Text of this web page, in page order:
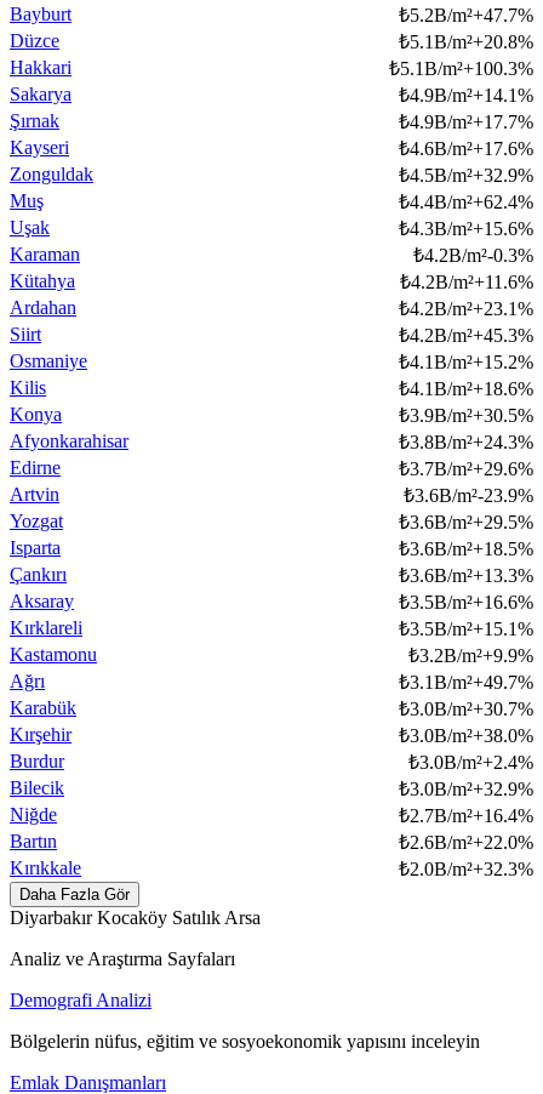
Bayburt
₺5.2B/m²+47.7%
Düzce
₺5.1B/m²+20.8%
Hakkari
₺5.1B/m²+100.3%
Sakarya
₺4.9B/m²+14.1%
Şırnak
₺4.9B/m²+17.7%
Kayseri
₺4.6B/m²+17.6%
Zonguldak
₺4.5B/m²+32.9%
Muş
₺4.4B/m²+62.4%
Uşak
₺4.3B/m²+15.6%
Karaman
₺4.2B/m²-0.3%
Kütahya
₺4.2B/m²+11.6%
Ardahan
₺4.2B/m²+23.1%
Siirt
₺4.2B/m²+45.3%
Osmaniye
₺4.1B/m²+15.2%
Kilis
₺4.1B/m²+18.6%
Konya
₺3.9B/m²+30.5%
Afyonkarahisar
₺3.8B/m²+24.3%
Edirne
₺3.7B/m²+29.6%
Artvin
₺3.6B/m²-23.9%
Yozgat
₺3.6B/m²+29.5%
Isparta
₺3.6B/m²+18.5%
Çankırı
₺3.6B/m²+13.3%
Aksaray
₺3.5B/m²+16.6%
Kırklareli
₺3.5B/m²+15.1%
Kastamonu
₺3.2B/m²+9.9%
Ağrı
₺3.1B/m²+49.7%
Karabük
₺3.0B/m²+30.7%
Kırşehir
₺3.0B/m²+38.0%
Burdur
₺3.0B/m²+2.4%
Bilecik
₺3.0B/m²+32.9%
Niğde
₺2.7B/m²+16.4%
Bartın
₺2.6B/m²+22.0%
Kırıkkale
₺2.0B/m²+32.3%
Daha Fazla Gör
Diyarbakır Kocaköy Satılık Arsa
Analiz ve Araştırma Sayfaları
Demografi Analizi
Bölgelerin nüfus, eğitim ve sosyoekonomik yapısını inceleyin
Emlak Danışmanları